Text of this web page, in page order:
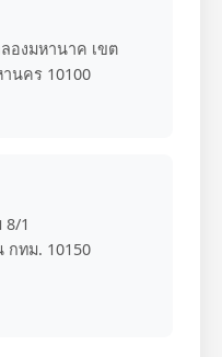
องมหานาค เขต
นคร 10100
8/1
กทม. 10150